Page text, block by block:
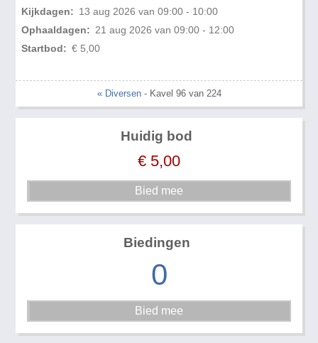
Kijkdagen: 13 aug 2026 van 09:00 - 10:00
Ophaaldagen: 21 aug 2026 van 09:00 - 12:00
Startbod: € 5,00
« Diversen- Kavel 96 van 224
Huidig bod
€ 5,00
Biedingen
0